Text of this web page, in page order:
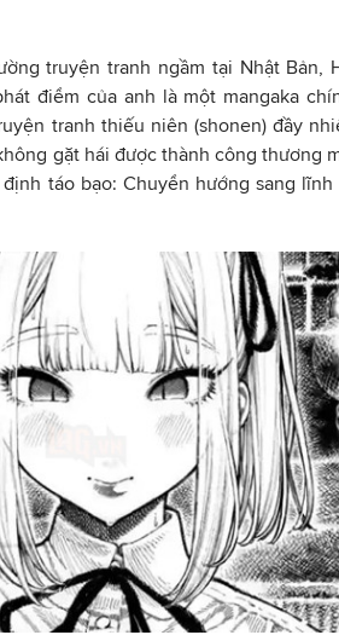
truyện tranh ngầm tại Nhật Bản,
điểm của anh là một mangaka
tranh thiếu niên (shonen) đầy
gặt hái được thành công thương
táo bạo: Chuyển hướng sang lĩnh